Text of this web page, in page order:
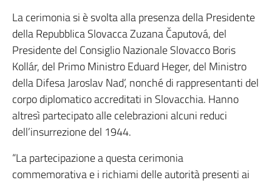
La cerimonia si è svolta alla presenza della Presidente
della Repubblica Slovacca Zuzana Čaputová, del
Presidente del Consiglio Nazionale Slovacco Boris
Kollár, del Primo Ministro Eduard Heger, del Ministro
della Difesa Jaroslav Nad’, nonché di rappresentanti del
corpo diplomatico accreditati in Slovacchia. Hanno
altresì partecipato alle celebrazioni alcuni reduci
dell’insurrezione del 1944.
“La partecipazione a questa cerimonia
commemorativa e i richiami delle autorità presenti ai